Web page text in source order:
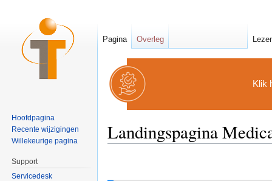
Klik
Landingspagina
Pagina Overleg
Hoofdpagina
Recente wijzigingen
Willekeurige pagina
Support
Servicedesk